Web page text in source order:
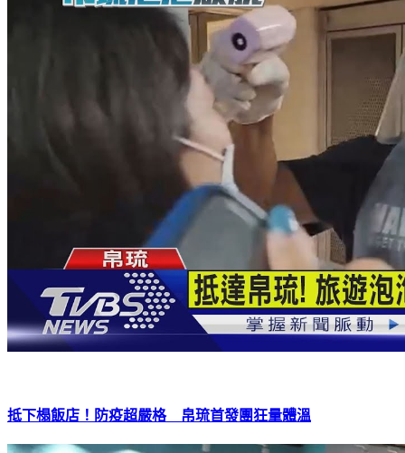
抵下榻飯店！防疫超嚴格 帛琉首發團狂量體溫